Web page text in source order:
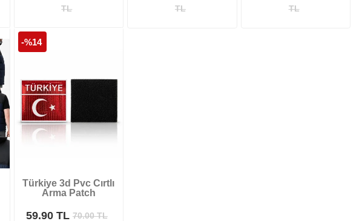
TL
TL
TL
-%14
Türkiye 3d Pvc Cırtlı
Arma Patch
59.90 TL 70.00TL